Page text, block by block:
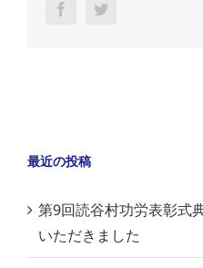
Facebook
最近の投稿
第9回読谷村功労表彰式
いただきました